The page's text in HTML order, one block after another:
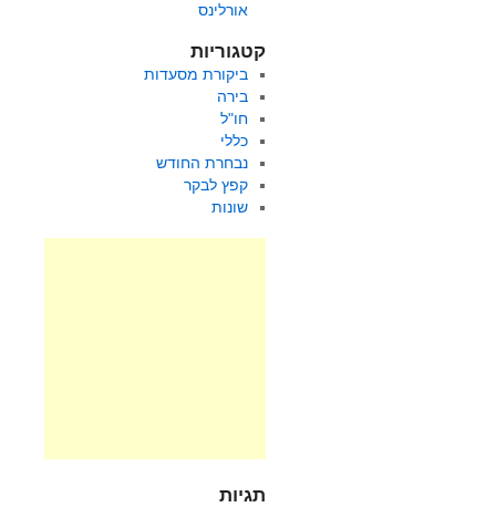
אורלינס
קטגוריות
ביקורת מסעדות
בירה
חו"ל
כללי
נבחרת החודש
קפץ לבקר
שונות
תגיות